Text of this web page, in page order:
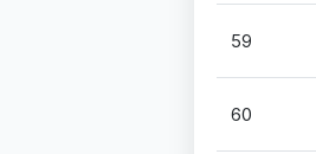
59
60